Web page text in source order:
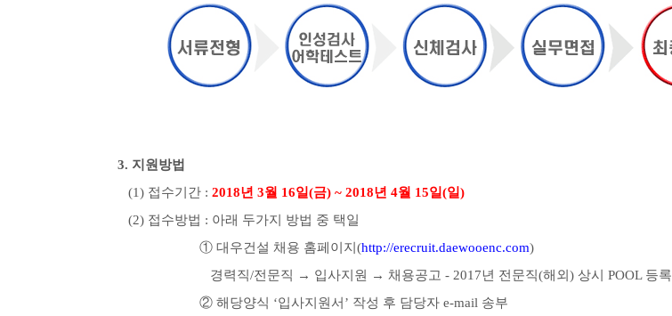
3. 지원방법
(1) 접수기간 : 2018년 3월 16일(금) ~ 2018년 4월 15일(일)
(2) 접수방법 : 아래 두가지 방법 중 택일
① 대우건설 채용 홈페이지(http://erecruit.daewooenc.com)
경력직/전문직 → 입사지원 → 채용공고 - 2017년 전문직(해외) 상시 POOL 등록
② 해당양식 ‘입사지원서’ 작성 후 담당자 e-mail 송부